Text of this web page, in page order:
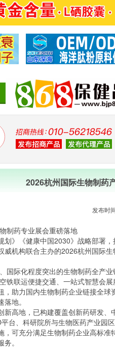
2026杭州国际生物制药
发布时
制药专业展会重磅落地
》《健康中国2030》战略部署
威机构联合主办的2026杭州国际
国际化程度突出的生物制药全产
铁联运便捷交通、一站式智慧会
，助力国内生物制药企业链接全
地。
新高地，已构建覆盖创新药研发
台、科研院所与生物医药产业园
，可充分满足生物制药企业高标
。